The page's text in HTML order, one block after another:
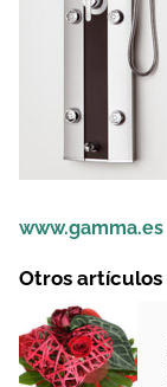
www.gamma.es
Otros artículos